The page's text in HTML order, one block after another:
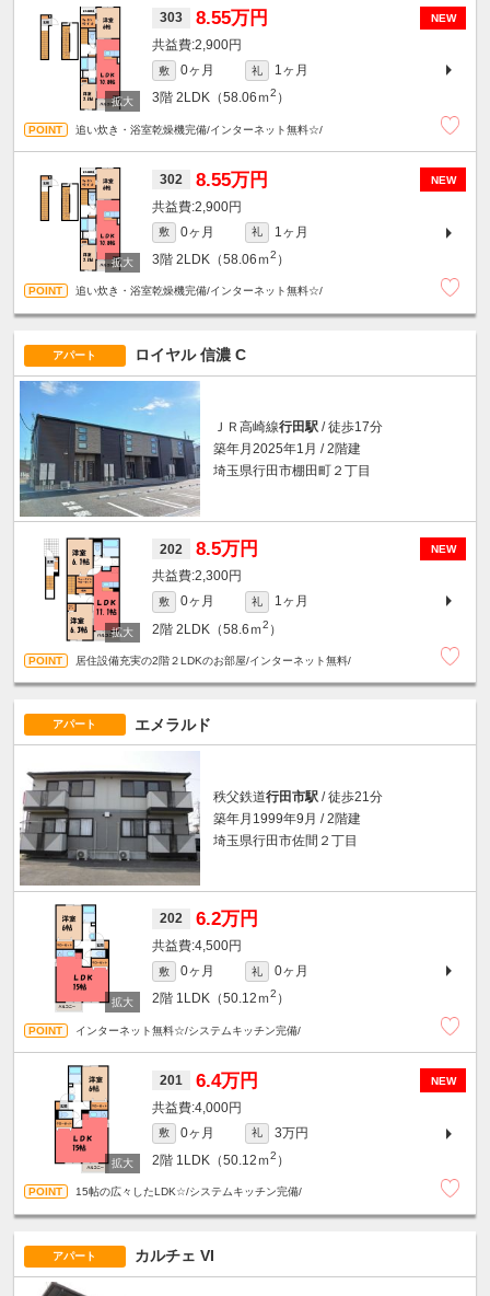
NEW
303 8.55万円
2,900円
敷 0ヶ月 礼
1ヶ月
3階 2LDK（58.06ｍ2 ）
追い炊き・浴室乾燥機完備/インターネット無料☆/
NEW
302 8.55万円
2,900円
敷 0ヶ月 礼
1ヶ月
3階 2LDK（58.06ｍ2 ）
追い炊き・浴室乾燥機完備/インターネット無料☆/
アパート ロイヤル 信濃 C
ＪＲ高崎線行田駅 / 徒歩17分
築年月2025年1月 / 2階建
埼玉県行田市棚田町２丁目
NEW
202 8.5万円
2,300円
敷 0ヶ月 礼
1ヶ月
2階 2LDK（58.6ｍ2 ）
居住設備充実の2階２LDKのお部屋/インターネット無料/
アパート エメラルド
秩父鉄道行田市駅 / 徒歩21分
築年月1999年9月 / 2階建
埼玉県行田市佐間２丁目
202 6.2万円
4,500円
敷 0ヶ月 礼
0ヶ月
2階 1LDK（50.12ｍ2 ）
インターネット無料☆/システムキッチン完備/
NEW
201 6.4万円
4,000円
敷 0ヶ月 礼
3万円
2階 1LDK（50.12ｍ2 ）
15帖の広々したLDK☆/システムキッチン完備/
アパート カルチェ VI